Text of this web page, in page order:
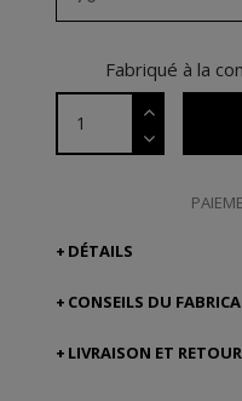
Fabriqué à la
DÉTAILS
CONSEILS DU
LIVRAISON ET